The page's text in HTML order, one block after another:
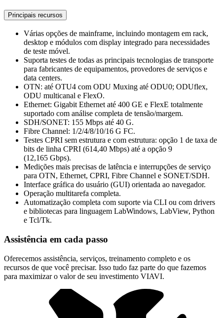
Principais recursos
Várias opções de mainframe, incluindo montagem em rack,
desktop e módulos com display integrado para necessidades
de teste móvel.
Suporta testes de todas as principais tecnologias de transporte
para fabricantes de equipamentos, provedores de serviços e
data centers.
OTN: até OTU4 com ODU Muxing até ODU0; ODUflex,
ODU multicanal e FlexO.
Ethernet: Gigabit Ethernet até 400 GE e FlexE totalmente
suportado com análise completa de tensão/margem.
SDH/SONET: 155 Mbps até 40 G.
Fibre Channel: 1/2/4/8/10/16 G FC.
Testes CPRI sem estrutura e com estrutura: opção 1 de taxa de
bits de linha CPRI (614,40 Mbps) até a opção 9
(12,165 Gbps).
Medições mais precisas de latência e interrupções de serviço
para OTN, Ethernet, CPRI, Fibre Channel e SONET/SDH.
Interface gráfica do usuário (GUI) orientada ao navegador.
Operação multitarefa completa.
Automatização completa com suporte via CLI ou com drivers
e bibliotecas para linguagem LabWindows, LabView, Python
e Tcl/Tk.
Assistência em cada passo
Oferecemos assistência, serviços, treinamento completo e os
recursos de que você precisar. Isso tudo faz parte do que fazemos
para maximizar o valor de seu investimento VIAVI.